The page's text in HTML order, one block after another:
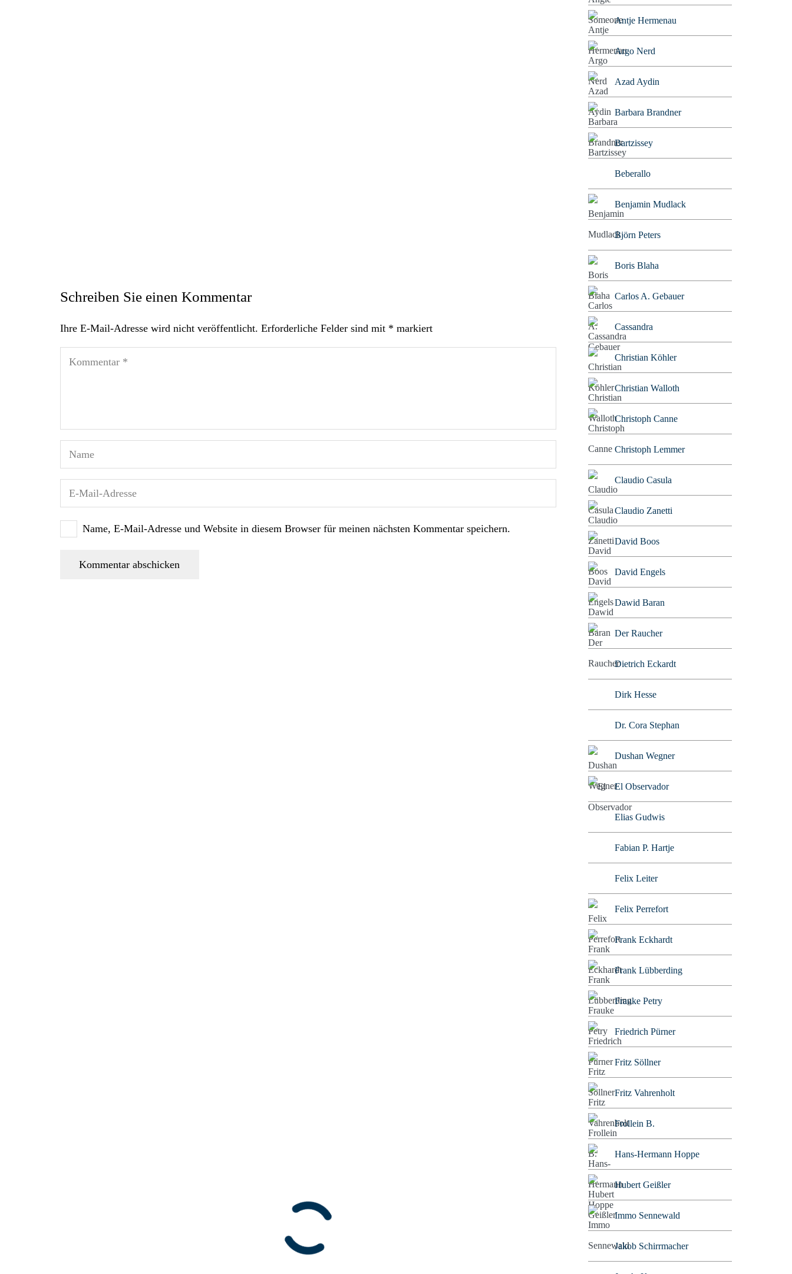
Schreiben Sie einen Kommentar
Ihre E-Mail-Adresse wird nicht veröffentlicht. Erforderliche Felder sind mit * markiert
Name, E-Mail-Adresse und Website in diesem Browser für meinen nächsten Kommentar speichern.
Kommentar abschicken
Antje Hermenau
Argo Nerd
Azad Aydin
Barbara Brandner
Bartzissey
Beberallo
Benjamin Mudlack
Björn Peters
Boris Blaha
Carlos A. Gebauer
Cassandra
Christian Köhler
Christian Walloth
Christoph Canne
Christoph Lemmer
Claudio Casula
Claudio Zanetti
David Boos
David Engels
Dawid Baran
Der Raucher
Dietrich Eckardt
Dirk Hesse
Dr. Cora Stephan
Dushan Wegner
El Observador
Elias Gudwis
Fabian P. Hartje
Felix Leiter
Felix Perrefort
Frank Eckhardt
Frank Lübberding
Frauke Petry
Friedrich Pürner
Fritz Söllner
Fritz Vahrenholt
Frollein B.
Hans-Hermann Hoppe
Hubert Geißler
Immo Sennewald
Jakob Schirrmacher